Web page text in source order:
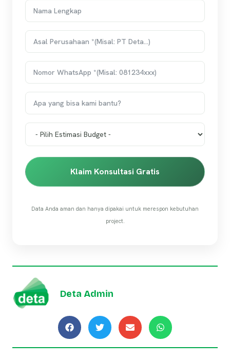
Klaim Konsultasi Gratis
Data Anda aman dan hanya dipakai untuk merespon kebutuhan
project.
Deta Admin